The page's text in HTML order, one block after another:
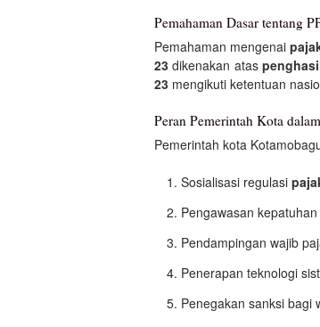
Pemahaman Dasar tentang
Pemahaman mengenai
23 dikenakan atas
23 mengikuti ketentuan
Peran Pemerintah Kota
Pemerintah kota
Sosialisasi regulasi
Pengawasan
Pendampingan wajib
Penerapan teknologi
Penegakan sanksi bagi